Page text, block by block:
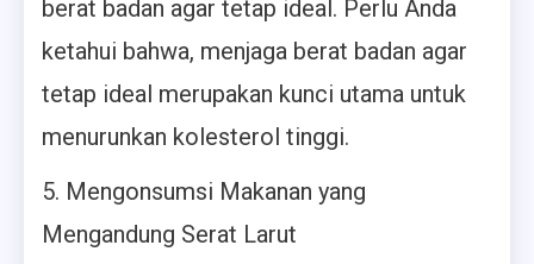
berat badan agar tetap ideal. Perlu Anda
ketahui bahwa, menjaga berat badan agar
tetap ideal merupakan kunci utama untuk
menurunkan kolesterol tinggi.
5. Mengonsumsi Makanan yang
Mengandung Serat Larut